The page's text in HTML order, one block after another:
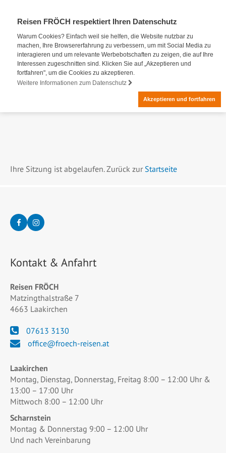
Reisen FRÖCH respektiert Ihren Datenschutz
Warum Cookies? Einfach weil sie helfen, die Website nutzbar zu
machen, Ihre Browsererfahrung zu verbessern, um mit Social Media zu
interagieren und um relevante Werbebotschaften zu zeigen, die auf Ihre
Interessen zugeschnitten sind. Klicken Sie auf „Akzeptieren und
fortfahren", um die Cookies zu akzeptieren.
Weitere Informationen zum Datenschutz
Akzeptieren und fortfahren
Ihre Sitzung ist abgelaufen. Zurück zurStartseite
Kontakt & Anfahrt
Reisen FRÖCH
Matzingthalstraße 7
4663 Laakirchen
07613 3130
office@froech-reisen.at
Laakirchen
Montag, Dienstag, Donnerstag, Freitag 8:00 – 12:00 Uhr &
13:00 – 17:00 Uhr
Mittwoch 8:00 – 12:00 Uhr
Scharnstein
Montag & Donnerstag 9:00 – 12:00 Uhr
Und nach Vereinbarung